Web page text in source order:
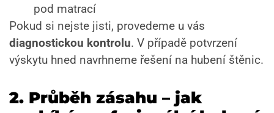
pod matrací
Pokud si nejste jisti, provedeme u vás
diagnostickou kontrolu. V případě potvrzení
výskytu hned navrhneme řešení na hubení štěnic.
2. Průběh zásahu – jak